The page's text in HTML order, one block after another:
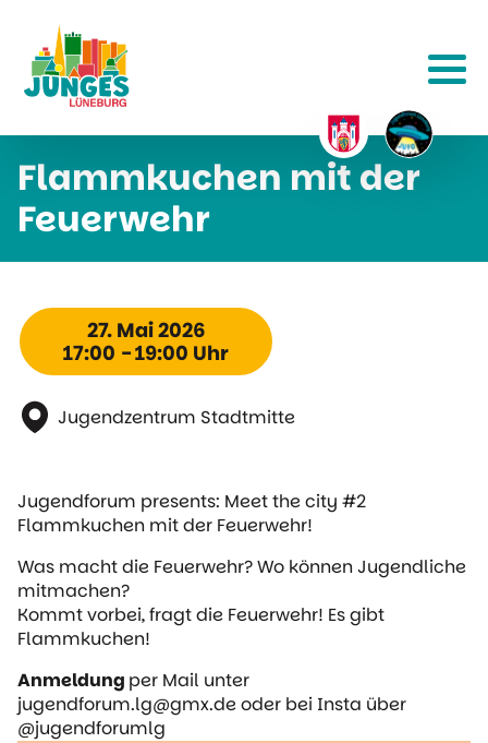
Flammkuchen mit der
Feuerwehr
27. Mai 2026
17:00 - 19:00 Uhr
Jugendzentrum Stadtmitte
Jugendforum presents: Meet the city #2
Flammkuchen mit der Feuerwehr!
Was macht die Feuerwehr? Wo können Jugendliche
mitmachen?
Kommt vorbei, fragt die Feuerwehr! Es gibt
Flammkuchen!
Anmeldung per Mail unter
jugendforum.lg@gmx.de oder bei Insta über
@jugendforumlg